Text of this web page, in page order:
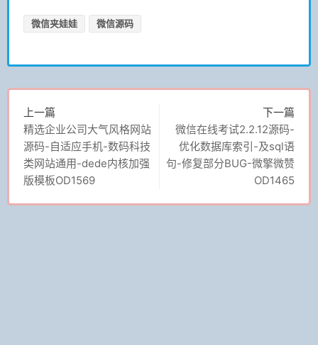
微信夹娃娃 微信源码
上一篇
精选企业公司大气风格网站
源码-自适应手机-数码科技
类网站通用-dede内核加强
版模板OD1569
下一篇
微信在线考试2.2.12源码-
优化数据库索引-及sql语
句-修复部分BUG-微擎微赞
OD1465